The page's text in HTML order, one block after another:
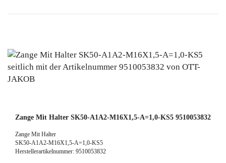
Zange Mit Halter SK50-A1A2-M16X1,5-A=1,0-KS5 9510053832
Zange Mit Halter
SK50-A1A2-M16X1,5-A=1,0-KS5
Herstellerartikelnummer: 9510053832